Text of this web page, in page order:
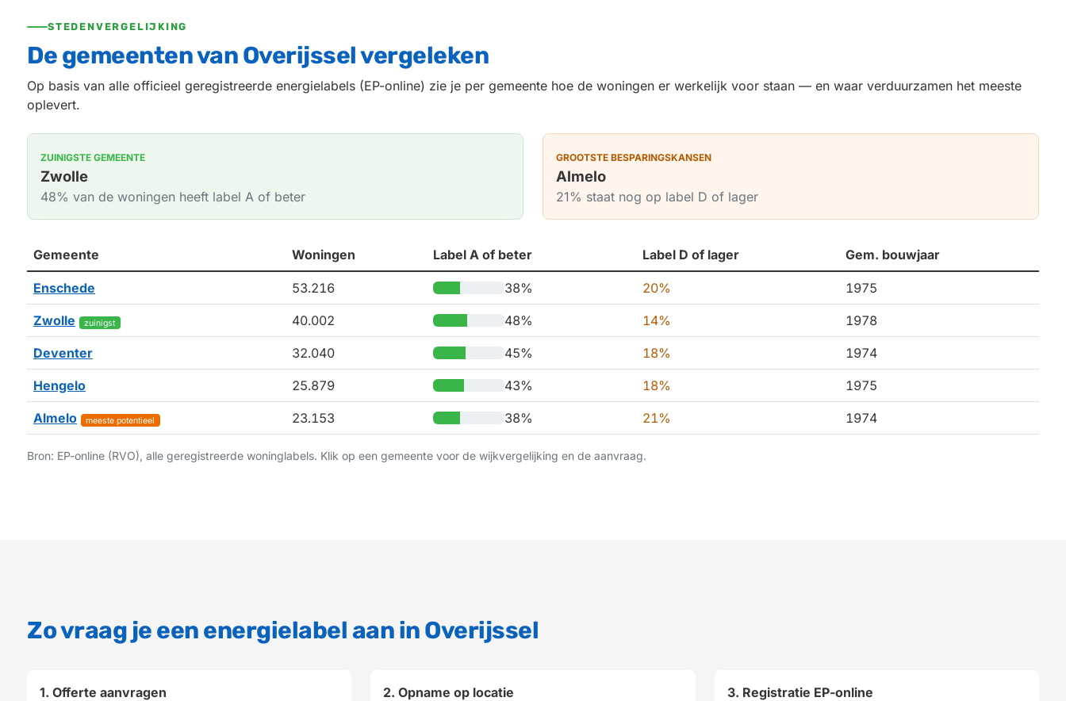
STEDENVERGELIJKING
De gemeenten van Overijssel vergeleken
Op basis van alle officieel geregistreerde energielabels (EP-online) zie je per gemeente hoe de woningen er werkelijk voor staan — en waar verduurzamen het meeste
oplevert.
ZUINIGSTE GEMEENTE
Zwolle
48% van de woningen heeft label A of beter
GROOTSTE BESPARINGSKANSEN
Almelo
21% staat nog op label D of lager
Gemeente Woningen Label A of beter Label D of lager Gem. bouwjaar
Enschede 53.216 38% 20% 1975
Zwolle zuinigst 40.002 48% 14% 1978
Deventer 32.040 45% 18% 1974
Hengelo 25.879 43% 18% 1975
Almelo meeste potentieel 23.153 38% 21% 1974
Bron: EP-online (RVO), alle geregistreerde woninglabels. Klik op een gemeente voor de wijkvergelijking en de aanvraag.
Zo vraag je een energielabel aan in Overijssel
1. Offerte aanvragen 2. Opname op locatie 3. Registratie EP-online